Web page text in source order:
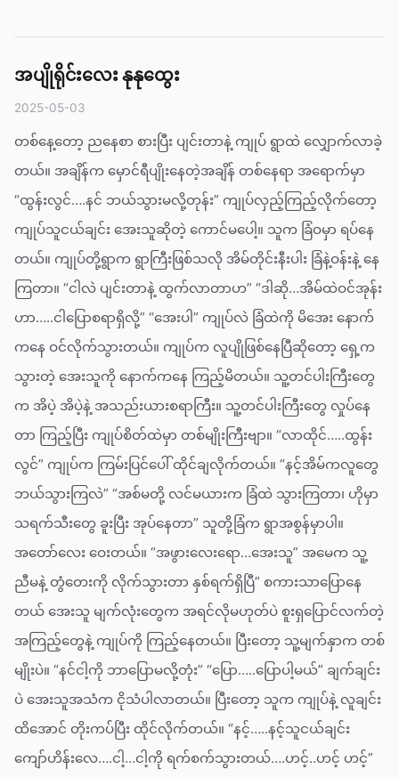
အပျိုရိုင်းလေး နုနုထွေး
2025-05-03
တစ်နေ့တော့ ညနေစာ စားပြီး ပျင်းတာနဲ့ ကျုပ် ရွာထဲ လျှောက်လာခဲ့
တယ်။ အချိန်က မှောင်ရီပျိုးနေတဲ့အချိန် တစ်နေရာ အရောက်မှာ
“ထွန်းလွင်….နင် ဘယ်သွားမလို့တုန်း” ကျုပ်လှည့်ကြည့်လိုက်တော့
ကျုပ်သူငယ်ချင်း အေးသူဆိုတဲ့ ကောင်မပေါ့။ သူက ခြံဝမှာ ရပ်နေ
တယ်။ ကျုပ်တို့ရွာက ရွာကြီးဖြစ်သလို အိမ်တိုင်းနီးပါး ခြံနဲ့ဝန်းနဲ့ နေ
ကြတာ။ “ငါလဲ ပျင်းတာနဲ့ ထွက်လာတာဟ” “ဒါဆို…အိမ်ထဲဝင်အုန်း
ဟာ…..ငါပြောစရာရှိလို့” “အေးပါ” ကျုပ်လဲ ခြံထဲကို မိအေး နောက်
ကနေ ဝင်လိုက်သွားတယ်။ ကျုပ်က လူပျိုဖြစ်နေပြီဆိုတော့ ရှေ့က
သွားတဲ့ အေးသူကို နောက်ကနေ ကြည့်မိတယ်။ သူ့တင်ပါးကြီးတွေ
က အိပဲ့ အိပဲ့နဲ့ အသည်းယားစရာကြီး။ သူ့တင်ပါးကြီးတွေ လှုပ်နေ
တာ ကြည့်ပြီး ကျုပ်စိတ်ထဲမှာ တစ်မျိုးကြီးဗျာ။ “လာထိုင်…..ထွန်း
လွင်” ကျုပ်က ကြမ်းပြင်ပေါ် ထိုင်ချလိုက်တယ်။ “နင့်အိမ်ကလူတွေ
ဘယ်သွားကြလဲ” “အစ်မတို့ လင်မယားက ခြံထဲ သွားကြတာ၊ ဟိုမှာ
သရက်သီးတွေ ခူးပြီး အုပ်နေတာ” သူတို့ခြံက ရွာအစွန်မှာပါ။
အတော်လေး ဝေးတယ်။ “အဖွားလေးရော…အေးသူ” အမေက သူ့
ညီမနဲ့ တွံတေးကို လိုက်သွားတာ နှစ်ရက်ရှိပြီ” စကားသာပြောနေ
တယ် အေးသူ မျက်လုံးတွေက အရင်လိုမဟုတ်ပဲ စူးရှပြောင်လက်တဲ့
အကြည့်တွေနဲ့ ကျုပ်ကို ကြည့်နေတယ်။ ပြီးတော့ သူ့မျက်နှာက တစ်
မျိုးပဲ။ “နင်ငါ့ကို ဘာပြောမလို့တုံး” “ပြော…..ပြောပါ့မယ်” ချက်ချင်း
ပဲ အေးသူအသံက ငိုသံပါလာတယ်။ ပြီးတော့ သူက ကျုပ်နဲ့ လူချင်း
ထိအောင် တိုးကပ်ပြီး ထိုင်လိုက်တယ်။ “နင့်…..နင့်သူငယ်ချင်း
ကျော်ဟိန်းလေ….ငါ့…ငါ့ကို ရက်စက်သွားတယ်….ဟင့်..ဟင့် ဟင့်”